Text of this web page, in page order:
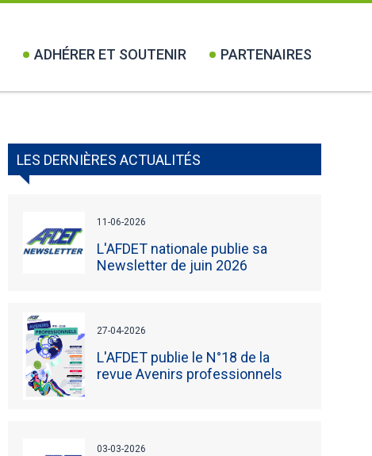
ADHÉRER ET SOUTENIR PARTENAIRES
LES DERNIÈRES ACTUALITÉS
11-06-2026
L'AFDET nationale publie sa
Newsletter de juin 2026
27-04-2026
L'AFDET publie le N°18 de la
revue Avenirs professionnels
03-03-2026